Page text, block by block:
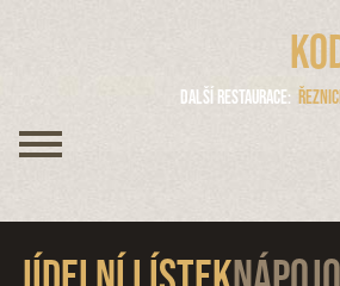
Další restaurace